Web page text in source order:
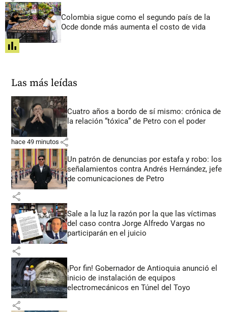
Colombia sigue como el segundo país de la
Ocde donde más aumenta el costo de vida
share
Las más leídas
Cuatro años a bordo de sí mismo: crónica de
la relación “tóxica” de Petro con el poder
hace 49 minutos share
Un patrón de denuncias por estafa y robo: los
señalamientos contra Andrés Hernández, jefe
de comunicaciones de Petro
share
Sale a la luz la razón por la que las víctimas
del caso contra Jorge Alfredo Vargas no
participarán en el juicio
share
¡Por fin! Gobernador de Antioquia anunció el
inicio de instalación de equipos
electromecánicos en Túnel del Toyo
share